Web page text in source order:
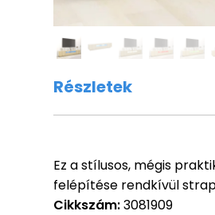
Részletek
Ez a stílusos, mégis
felépítése rendkívül
Cikkszám:3081909